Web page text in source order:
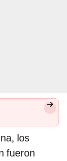
los
fueron